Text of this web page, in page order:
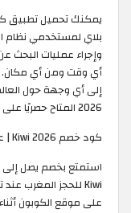
يمكنك تحميل تطبيق
وإجراء عمليات البحث
أي وقت ومن أي مكان.
2026 المتاح حصريًا على موقع الكوبون أثناء زيارة موقع Kiwi للحجز.
كود خصم Kiwi 2026 | عروض موقع Kiwi للحجز المغرب
على موقع الكوبون